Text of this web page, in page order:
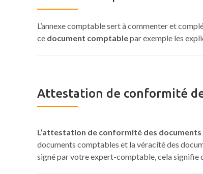
L’annexe comptable sert à commenter et
ce document comptablepar exemple les
Attestation de conformité
L’attestation de conformité des
documents comptables et la véracité des
signé par votre expert-comptable, cela signifie